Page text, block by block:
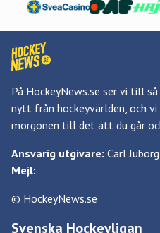
På HockeyNews.se ser vi till
nytt från hockeyvärlden, och
morgonen till det att du går
Ansvarig utgivare: Carl Juborg
Mejl:
© HockeyNews.se
Svenska Hockeyligan